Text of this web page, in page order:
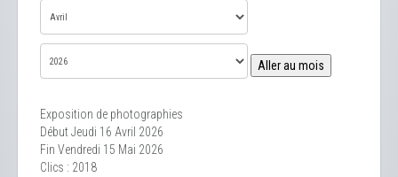
Aller au mois
Exposition de photographies
Début Jeudi 16 Avril 2026
Fin Vendredi 15 Mai 2026
Clics : 2018